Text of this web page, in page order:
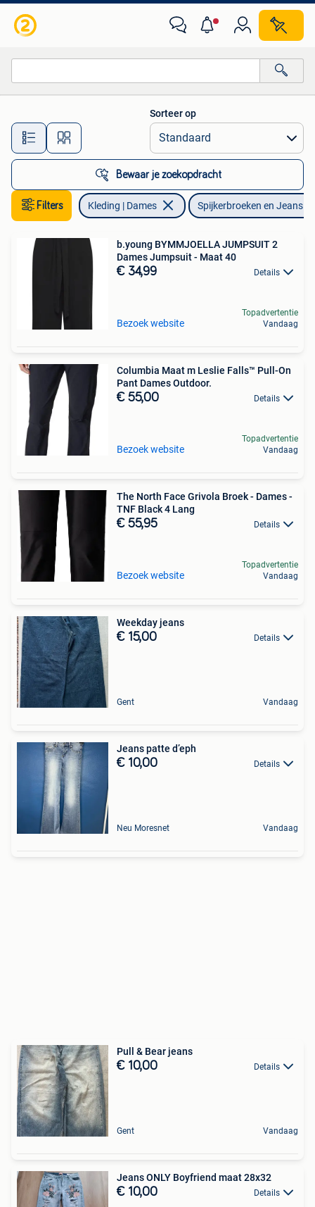
Alle afstanden…
Sorteer op
Bewaar je zoekopdracht
Filters Kleding | Dames Spijkerbroeken en Jeans
b.young BYMMJOELLA JUMPSUIT 2
Dames Jumpsuit - Maat 40
€ 34,99 Details
Bezoek website
Topadvertentie
Vandaag
Columbia Maat m Leslie Falls™ Pull-On
Pant Dames Outdoor.
€ 55,00 Details
Bezoek website
Topadvertentie
Vandaag
The North Face Grivola Broek - Dames -
TNF Black 4 Lang
€ 55,95 Details
Bezoek website
Topadvertentie
Vandaag
Weekday jeans
€ 15,00 Details
Gent Vandaag
Jeans patte d’eph
€ 10,00 Details
Neu Moresnet Vandaag
Pull & Bear jeans
€ 10,00 Details
Gent Vandaag
Jeans ONLY Boyfriend maat 28x32
€ 10,00 Details